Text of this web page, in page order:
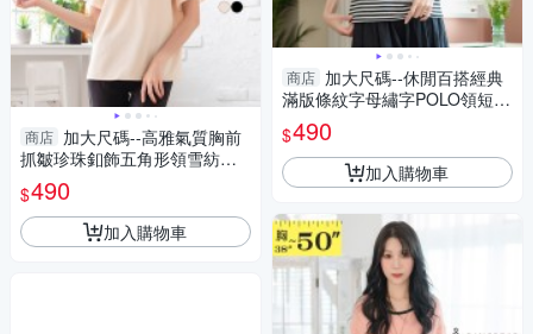
商店 加大尺碼--高雅氣質胸前
抓皺珍珠釦飾五角形領雪紡短
袖上衣(黑.杏L-3L)-U605眼圈熊
中大尺碼
$490
加入購物車
商店 加大尺碼--休閒百搭經典
滿版條紋字母繡字POLO領短袖
上衣(黑L-3L)-U702眼圈熊中大
尺碼
$490
加入購物車